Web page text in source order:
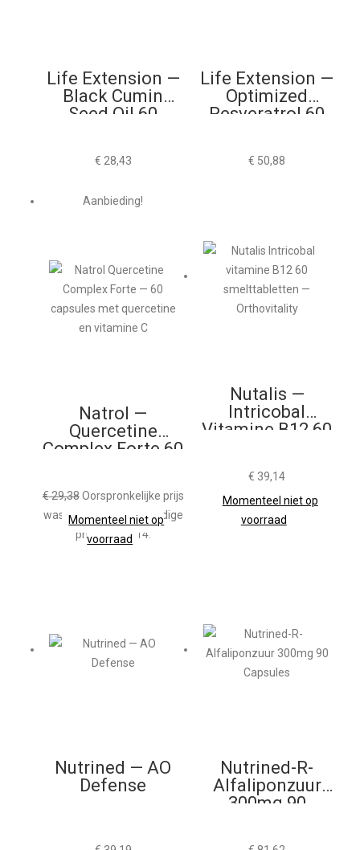
Life Extension —
Black Cumin
Seed Oil 60
€ 28,43
Life Extension —
Optimized
Resveratrol 60
€ 50,88
Aanbieding!
Natrol —
Quercetine
Complex Forte 60
€29,38 Oorspronkelijke prijs
was: € 29,38.€26,14Huidige
prijs is: € 26,14.
Momenteel niet op
voorraad
Nutalis —
Intricobal
Vitamine B12 60
€ 39,14
Momenteel niet op
voorraad
Nutrined — AO
Defense
Nutrined-R-
Alfaliponzuur
300mg 90